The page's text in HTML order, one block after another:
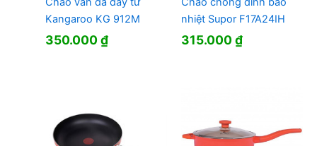
Kangaroo KG 912M
350.000₫
nhiệt Supor F17A24IH
315.000₫